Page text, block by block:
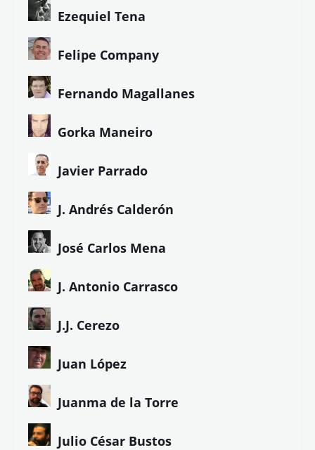
Ezequiel Tena
Felipe Company
Fernando Magallanes
Gorka Maneiro
Javier Parrado
J. Andrés Calderón
José Carlos Mena
J. Antonio Carrasco
J.J. Cerezo
Juan López
Juanma de la Torre
Julio César Bustos